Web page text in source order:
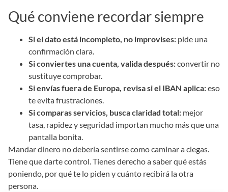
Qué conviene recordar siempre
Si el dato está incompleto, no improvises: pide una
confirmación clara.
Si conviertes una cuenta, valida después:convertir no
sustituye comprobar.
Si envías fuera de Europa, revisa si el IBAN aplica:eso
te evita frustraciones.
Si comparas servicios, busca claridad total: mejor
tasa, rapidez y seguridad importan mucho más que una
pantalla bonita.
Mandar dinero no debería sentirse como caminar a ciegas.
Tiene que darte control. Tienes derecho a saber qué estás
poniendo, por qué te lo piden y cuánto recibirá la otra
persona.